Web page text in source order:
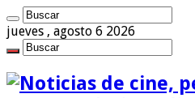
jueves , agosto 6 2026